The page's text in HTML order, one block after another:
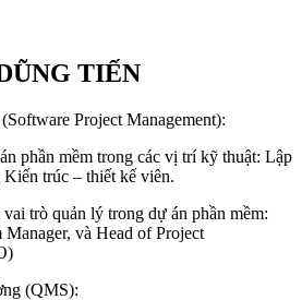
TIẾN
Project Management):
phần mềm trong các vị trí kỹ thuật: Lập
trúc – thiết kế viên.
trò quản lý trong dự án phần mềm:
Manager, và Head of Project
(QMS):